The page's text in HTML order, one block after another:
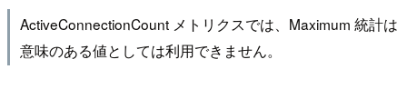
ActiveConnectionCount メトリクスでは、Maximum 統計は
意味のある値としては利用できません。